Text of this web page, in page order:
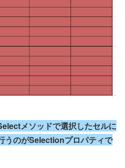
メソッドで選択したセルに
うのがSelectionプロパティで